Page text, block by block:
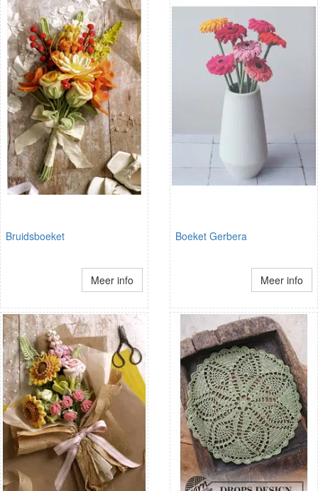
Bruidsboeket
Meer info
Boeket Gerbera
Meer info